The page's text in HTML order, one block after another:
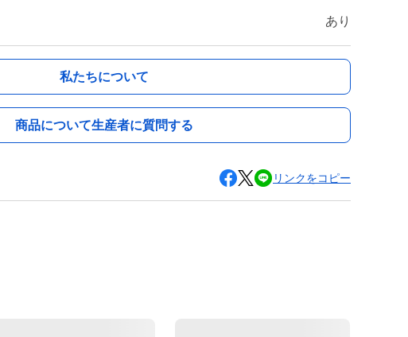
あり
私たちについて
商品について生産者に質問する
リンクをコピー